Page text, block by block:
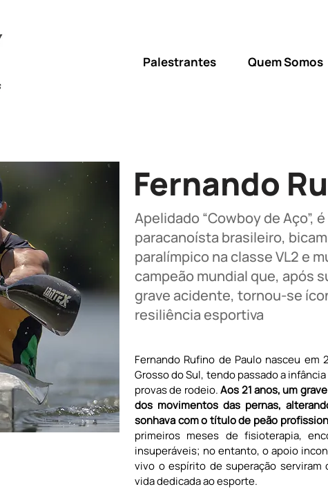
Palestrantes Quem Somos
Fernando
Apelidado “Cowboy de Aço”,
paracanoísta brasileiro,
paralímpico na classe VL2 e
campeão mundial que, após
grave acidente, tornou-se
resiliência esportiva
Fernando Rufino de Paulo nasceu
Grosso do Sul, tendo passado a
provas de rodeio. Aos 21 anos, um
dos movimentos das pernas,
sonhava com o título de peão
primeiros meses de fisioterapia,
insuperáveis; no entanto, o apoio
vivo o espírito de superação serviram
vida dedicada ao esporte.